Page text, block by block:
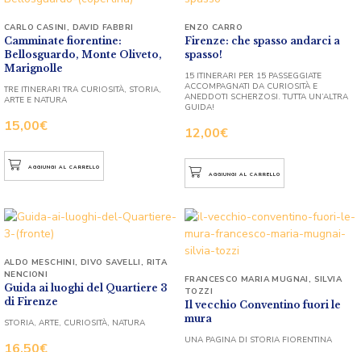
Camminate fiorentine:
Bellosguardo, Monte Oliveto,
Marignolle
15,00€
CARLO CASINI, DAVID FABBRI
TRE ITINERARI TRA CURIOSITÀ, STORIA,
ARTE E NATURA
AGGIUNGI AL CARRELLO
Firenze: che spasso andarci a
spasso!
12,00€
ENZO CARRO
15 ITINERARI PER 15 PASSEGGIATE
ACCOMPAGNATI DA CURIOSITÀ E
ANEDDOTI SCHERZOSI. TUTTA UN’ALTRA
GUIDA!
AGGIUNGI AL CARRELLO
Guida ai luoghi del Quartiere 3
di Firenze
16,50€
ALDO MESCHINI,DIVO SAVELLI, RITA
NENCIONI
STORIA, ARTE, CURIOSITÀ, NATURA
Il vecchio Conventino fuori le
mura
FRANCESCO MARIA MUGNAI, SILVIA
TOZZI
UNA PAGINA DI STORIA FIORENTINA